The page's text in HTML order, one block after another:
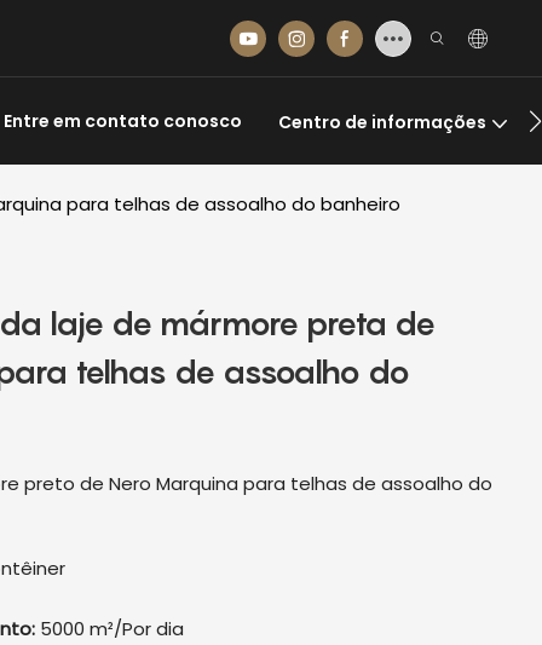
Entre em contato conosco Centro de informações
para telhas de assoalho do banheiro
laje de mármore preta de
telhas de assoalho do
preto de Nero Marquina para telhas de assoalho do
5000 m²/Por dia